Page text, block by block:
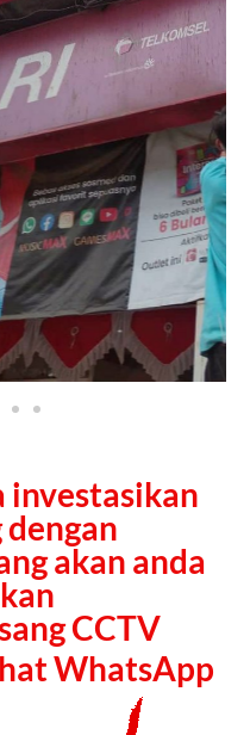
investasikan
akan anda
CCTV
WhatsApp